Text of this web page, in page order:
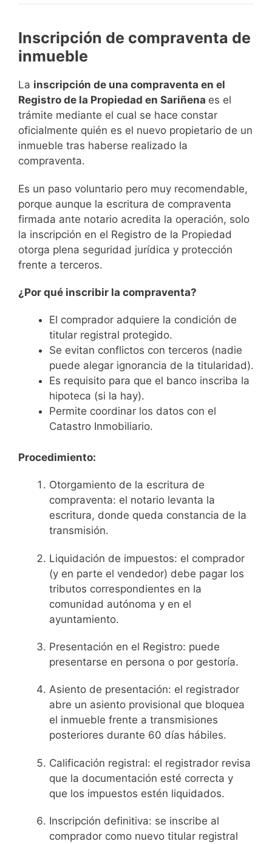
Inscripción de compraventa de
inmueble
La inscripción de una compraventa en el
Registro de la Propiedad en Sariñena es el
trámite mediante el cual se hace constar
oficialmente quién es el nuevo propietario de un
inmueble tras haberse realizado la
compraventa.
Es un paso voluntario pero muy recomendable,
porque aunque la escritura de compraventa
firmada ante notario acredita la operación, solo
la inscripción en el Registro de la Propiedad
otorga plena seguridad jurídica y protección
frente a terceros.
¿Por qué inscribir la compraventa?
El comprador adquiere la condición de
titular registral protegido.
Se evitan conflictos con terceros (nadie
puede alegar ignorancia de la titularidad).
Es requisito para que el banco inscriba la
hipoteca (si la hay).
Permite coordinar los datos con el
Catastro Inmobiliario.
Procedimiento:
Otorgamiento de la escritura de
compraventa: el notario levanta la
escritura, donde queda constancia de la
transmisión.
Liquidación de impuestos: el comprador
(y en parte el vendedor) debe pagar los
tributos correspondientes en la
comunidad autónoma y en el
ayuntamiento.
Presentación en el Registro: puede
presentarse en persona o por gestoría.
Asiento de presentación: el registrador
abre un asiento provisional que bloquea
el inmueble frente a transmisiones
posteriores durante 60 días hábiles.
Calificación registral: el registrador revisa
que la documentación esté correcta y
que los impuestos estén liquidados.
Inscripción definitiva: se inscribe al
comprador como nuevo titular registral